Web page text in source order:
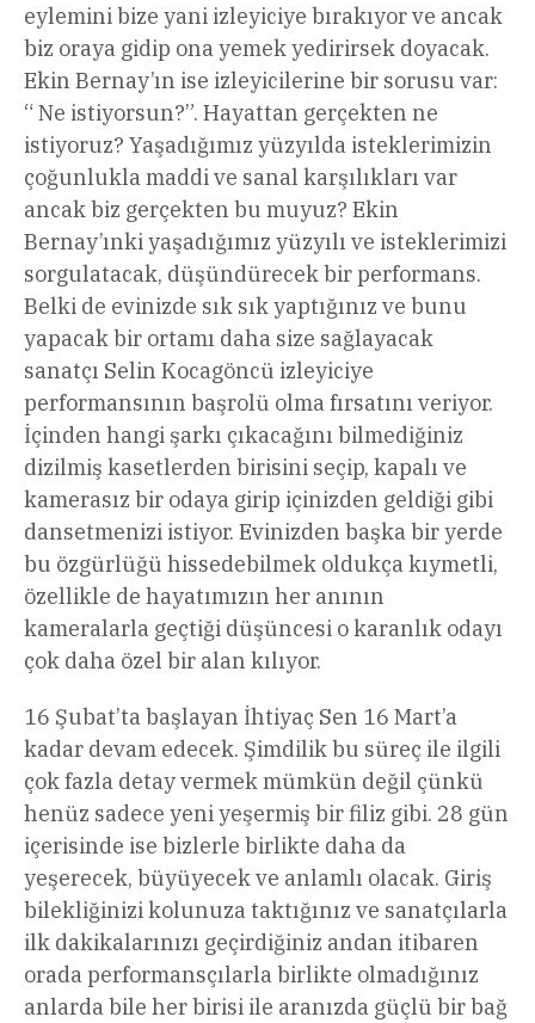
eylemini bize yani izleyiciye bırakıyor ve ancak
biz oraya gidip ona yemek yedirirsek doyacak.
Ekin Bernay’ın ise izleyicilerine bir sorusu var:
“ Ne istiyorsun?”. Hayattan gerçekten ne
istiyoruz? Yaşadığımız yüzyılda isteklerimizin
çoğunlukla maddi ve sanal karşılıkları var
ancak biz gerçekten bu muyuz? Ekin
Bernay’ınki yaşadığımız yüzyılı ve isteklerimizi
sorgulatacak, düşündürecek bir performans.
Belki de evinizde sık sık yaptığınız ve bunu
yapacak bir ortamı daha size sağlayacak
sanatçı Selin Kocagöncü izleyiciye
performansının başrolü olma fırsatını veriyor.
İçinden hangi şarkı çıkacağını bilmediğiniz
dizilmiş kasetlerden birisini seçip, kapalı ve
kamerasız bir odaya girip içinizden geldiği gibi
dansetmenizi istiyor. Evinizden başka bir yerde
bu özgürlüğü hissedebilmek oldukça kıymetli,
özellikle de hayatımızın her anının
kameralarla geçtiği düşüncesi o karanlık odayı
çok daha özel bir alan kılıyor.
16 Şubat’ta başlayan İhtiyaç Sen 16 Mart’a
kadar devam edecek. Şimdilik bu süreç ile ilgili
çok fazla detay vermek mümkün değil çünkü
henüz sadece yeni yeşermiş bir filiz gibi. 28 gün
içerisinde ise bizlerle birlikte daha da
yeşerecek, büyüyecek ve anlamlı olacak. Giriş
bilekliğinizi kolunuza taktığınız ve sanatçılarla
ilk dakikalarınızı geçirdiğiniz andan itibaren
orada performansçılarla birlikte olmadığınız
anlarda bile her birisi ile aranızda güçlü bir bağ